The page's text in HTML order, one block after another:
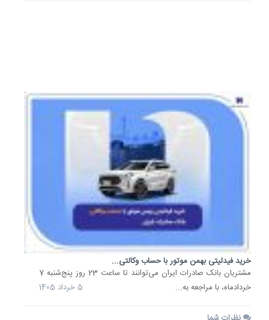
خرید فیدلیتی بهمن موتور با حساب وکالتی...
مشتریان بانک صادرات ایران می‌توانند تا ساعت 23 روز پنج‌شنبه 7
خردادماه، با مراجعه به...
5 خرداد 1405